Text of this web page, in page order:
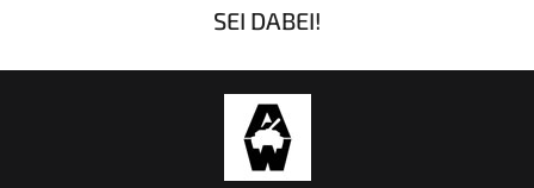
SEI DABEI!